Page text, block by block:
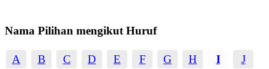
Nama Pilihan mengikut Huruf
A B C D E F G H I
J